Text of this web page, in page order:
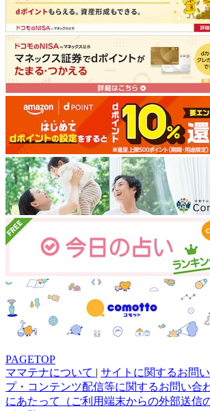
PAGETOP
ママテナについて | サイトに関するお問
プ・コンテンツ配信等に関するお問い合
にあたって（ご利用端末からの外部送信